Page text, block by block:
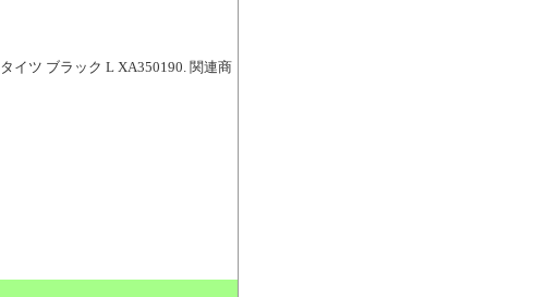
イツ ブラック L XA350190. 関連商